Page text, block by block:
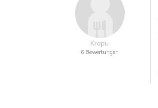
Krapu
6 Bewertungen